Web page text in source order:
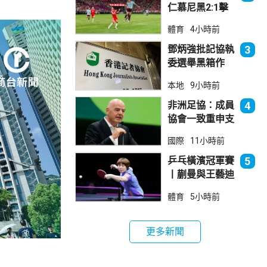
仁慕尼黑2:1擊
體育 4小時前
鄧炳強批記協執
委選舉黑箱作
國安一定「釘死
你」
3
本地 9小時前
非洲足協：成員
協會一致重申支
4
國際 11小時前
乒乓橫濱冠軍賽
丨蒯曼與王藝迪
5
體育 5小時前
更多新聞